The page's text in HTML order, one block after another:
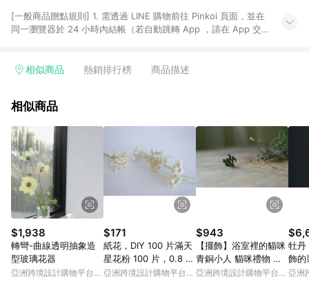
[一般商品贈點規則] 1. 需透過 LINE 購物前往 Pinkoi 頁面，並在
同一瀏覽器於 24 小時內結帳（若自動跳轉 App ，請在 App 交
回饋訂單不得享有 Pinkoi 站方優惠，例如首購優惠，P coins，
行為，不具贈點資格，部分退款不在此限。 6. APP 請更新至
貨後 45 天後發送。 8. 群眾募資商品，禮物卡，開館保證金，補
運費，攤位費等不具贈點資格。 9. LINE 購物站上之商品規格、
顏色、價位、贈品如與 Pinkoi 商品資訊頁及購物車不符，以
Pinkoi 購物商品資訊頁及購物車標示為準。 10. 點數紅包使用規
則請以點數紅包活動說明為準。 11. 若於 LINE 購物前往 Pinkoi
頁面後才首次下載 Pinkoi APP 並完成訂單，不符合導購資格；承
上，首次下載 Pinkoi APP 後，需透過 LINE 購物前往 Pinkoi 頁
面，方享導購資格。
相似商品 熱銷排行榜 商品描述
相似商品
$1,938
轉彎-曲線透明抽象造
型玻璃花器
亞洲跨境設計購物平台
$171
紙花，DIY 100 片滿天
星花粉 100 片，0.8 厘
米。象牙色
亞洲跨境設計購物平台
$943
【擺飾】浴室裡的貓咪
青銅小人 貓咪禮物 獨
一無二
亞洲跨境設計購物平台
牡丹
飾的
亞洲